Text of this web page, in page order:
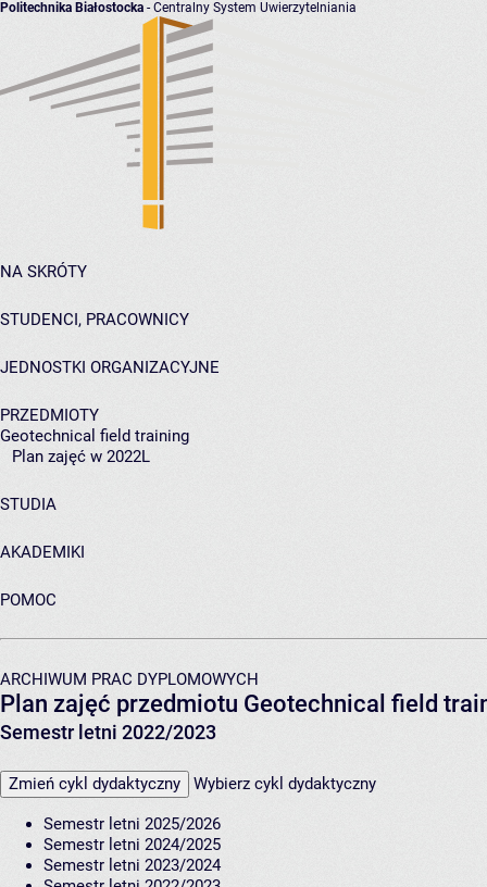
Politechnika Białostocka - Centralny System Uwierzytelniania
NA SKRÓTY
STUDENCI, PRACOWNICY
JEDNOSTKI ORGANIZACYJNE
PRZEDMIOTY
Geotechnical field training
Plan zajęć w 2022L
STUDIA
AKADEMIKI
POMOC
ARCHIWUM PRAC DYPLOMOWYCH
Plan zajęć przedmiotu Geotechnical field
Semestr letni 2022/2023
Zmień cykl dydaktyczny Wybierz cykl dydaktyczny
Semestr letni 2025/2026
Semestr letni 2024/2025
Semestr letni 2023/2024